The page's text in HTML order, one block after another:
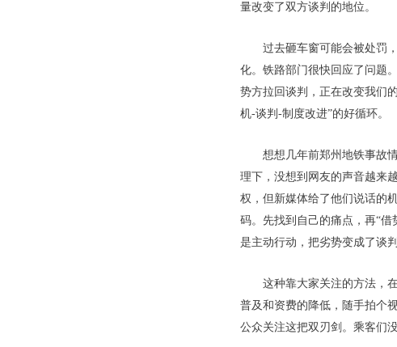
量改变了双方谈判的地位。
过去砸车窗可能会被处罚
化。铁路部门很快回应了问题
势方拉回谈判，正在改变我们
机-谈判-制度改进”的好循环。
想想几年前郑州地铁事故
理下，没想到网友的声音越来
权，但新媒体给了他们说话的
码。先找到自己的痛点，再“
是主动行动，把劣势变成了谈判
这种靠大家关注的方法，
普及和资费的降低，随手拍个
公众关注这把双刃剑。乘客们